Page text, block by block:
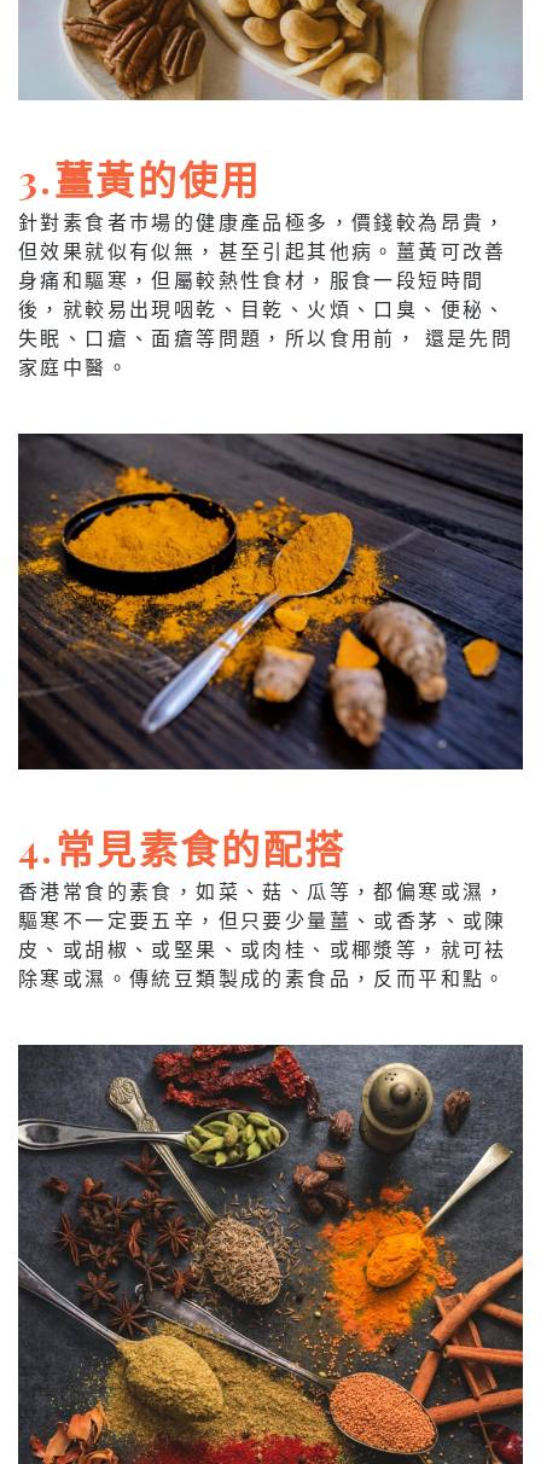
3.薑黃的使用
針對素食者巿場的健康產品極多，價錢較為昂貴，
但效果就似有似無，甚至引起其他病。薑黃可改善
身痛和驅寒，但屬較熱性食材，服食一段短時間
後，就較易出現咽乾、目乾、火煩、口臭、便秘、
失眠、口瘡、面瘡等問題，所以食用前， 還是先問
家庭中醫。
4.常見素食的配搭
香港常食的素食，如菜、菇、瓜等，都偏寒或濕，
驅寒不一定要五辛，但只要少量薑、或香茅、或陳
皮、或胡椒、或堅果、或肉桂、或椰漿等，就可袪
除寒或濕。傳統豆類製成的素食品，反而平和點。